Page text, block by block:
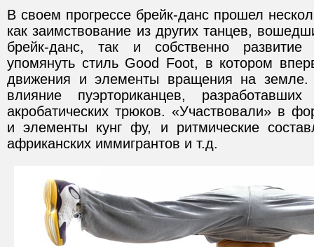
В своем прогрессе брейк-данс прошел
как заимствование из других танцев,
брейк-данс, так и собственно
упомянуть стиль Good Foot, в котором
движения и элементы вращения на земле.
влияние пуэрториканцев,
акробатических трюков. «Участвовали» в
и элементы кунг фу, и ритмические
африканских иммигрантов и т.д.